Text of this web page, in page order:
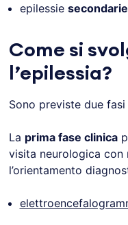
epilessie secondarie
Come si
l’epilessia?
Sono previste due
La prima fase clinica
visita neurologica con
l’orientamento